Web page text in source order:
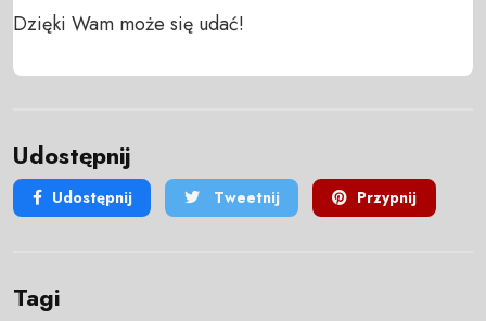
Dzięki Wam może się udać!
Udostępnij
Udostępnij Tweetnij Przypnij
Tagi